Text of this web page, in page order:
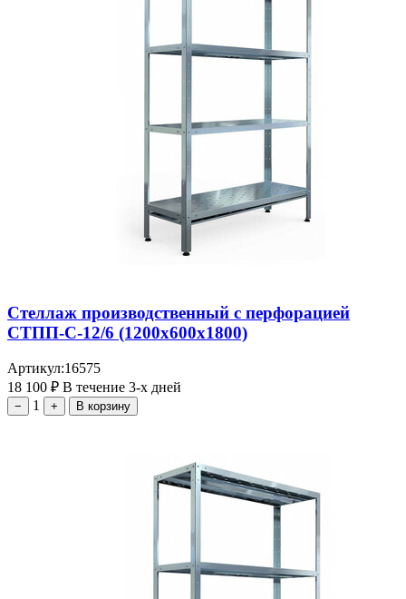
Стеллаж производственный с перфорацией
СТПП-С-12/6 (1200х600х1800)
Артикул:16575
18 100 ₽ В течение 3-х дней
− 1 + В корзину